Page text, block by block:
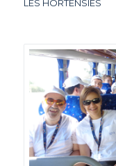
LES HORTÈNSIES